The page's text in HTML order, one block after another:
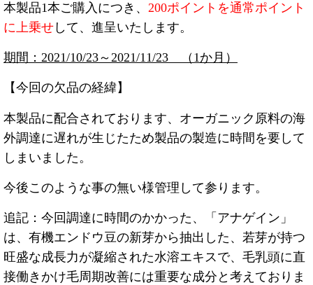
本製品1本ご購入につき、 200ポイントを通常ポイント
に上乗せ して、進呈いたします。
期間：2021/10/23～2021/11/23 （1か月）
【今回の欠品の経緯】
本製品に配合されております、オーガニック原料の海
外調達に遅れが生じたため製品の製造に時間を要して
しまいました。
今後このような事の無い様管理して参ります。
追記：今回調達に時間のかかった、「アナゲイン」
は、有機エンドウ豆の新芽から抽出した、若芽が持つ
旺盛な成長力が凝縮された水溶エキスで、毛乳頭に直
接働きかけ毛周期改善には重要な成分と考えておりま